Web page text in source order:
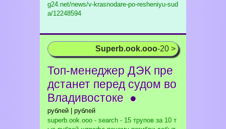
g24.net/news/v-krasnodare-po-resheniyu-sud
a/12248594
Superb.ook.ooo-20 >
Топ-менеджер ДЭК пре
дстанет перед судом во
Владивостоке ●
рублей | рублей
superb.ook.ooo - search - 15 трупов за 10 т